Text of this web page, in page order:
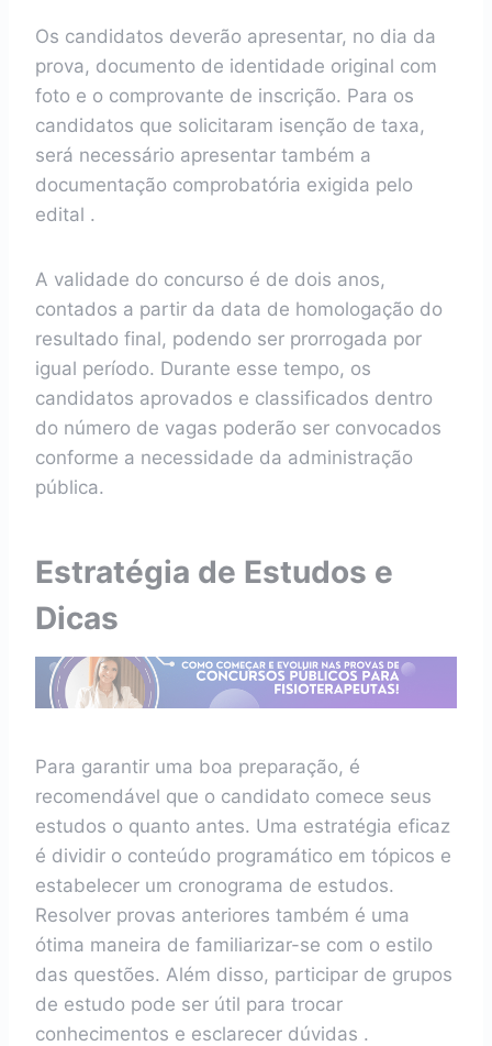
Os candidatos deverão apresentar, no dia da
prova, documento de identidade original com
foto e o comprovante de inscrição. Para os
candidatos que solicitaram isenção de taxa,
será necessário apresentar também a
documentação comprobatória exigida pelo
edital .
A validade do concurso é de dois anos,
contados a partir da data de homologação do
resultado final, podendo ser prorrogada por
igual período. Durante esse tempo, os
candidatos aprovados e classificados dentro
do número de vagas poderão ser convocados
conforme a necessidade da administração
pública.
Estratégia de Estudos e
Dicas
Para garantir uma boa preparação, é
recomendável que o candidato comece seus
estudos o quanto antes. Uma estratégia eficaz
é dividir o conteúdo programático em tópicos e
estabelecer um cronograma de estudos.
Resolver provas anteriores também é uma
ótima maneira de familiarizar-se com o estilo
das questões. Além disso, participar de grupos
de estudo pode ser útil para trocar
conhecimentos e esclarecer dúvidas .